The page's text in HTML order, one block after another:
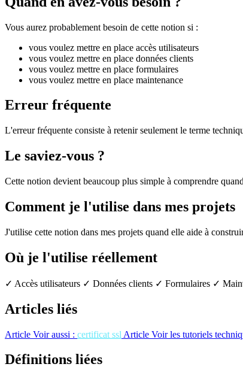
Vous aurez probablement besoin de cette notion si :
vous voulez mettre en place accès utilisateurs
vous voulez mettre en place données clients
vous voulez mettre en place formulaires
vous voulez mettre en place maintenance
Erreur fréquente
L'erreur fréquente consiste à retenir seulement le terme
Le saviez-vous ?
Cette notion devient beaucoup plus simple à comprendre
Comment je l'utilise dans mes projets
J'utilise cette notion dans mes projets quand elle aide à
Où je l'utilise réellement
✓ Accès utilisateurs ✓ Données clients ✓ Formulaires ✓
Articles liés
Article Voir aussi : certificat ssl Article Voir les tutoriels
Définitions liées